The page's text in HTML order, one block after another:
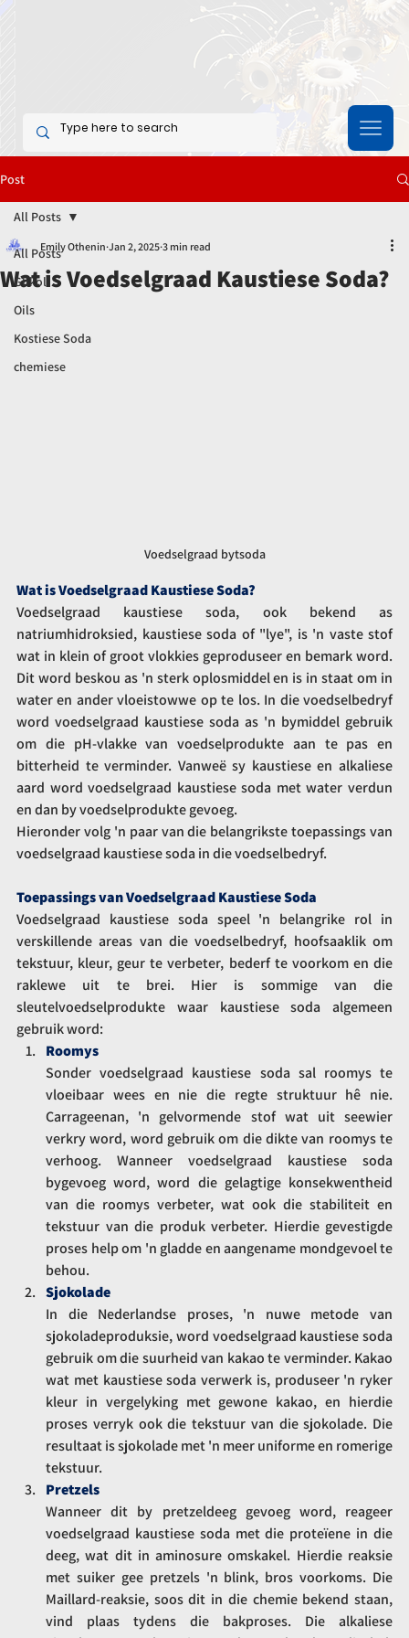
Post
All Posts
Glikol
Oils
Kostiese Soda
chemiese
All Posts
Wat is Voedselgraad Kaustiese Soda?
Emily Othenin Jan 2, 2025 3 min read
Voedselgraad bytsoda
Wat is Voedselgraad Kaustiese Soda?
Voedselgraad kaustiese soda, ook bekend as
natriumhidroksied, kaustiese soda of "lye", is 'n vaste stof
wat in klein of groot vlokkies geproduseer en bemark word.
Dit word beskou as 'n sterk oplosmiddel en is in staat om in
water en ander vloeistowwe op te los. In die voedselbedryf
word voedselgraad kaustiese soda as 'n bymiddel gebruik
om die pH-vlakke van voedselprodukte aan te pas en
bitterheid te verminder. Vanweë sy kaustiese en alkaliese
aard word voedselgraad kaustiese soda met water verdun
en dan by voedselprodukte gevoeg.
Hieronder volg 'n paar van die belangrikste toepassings van
voedselgraad kaustiese soda in die voedselbedryf.
Toepassings van Voedselgraad Kaustiese Soda
Voedselgraad kaustiese soda speel 'n belangrike rol in
verskillende areas van die voedselbedryf, hoofsaaklik om
tekstuur, kleur, geur te verbeter, bederf te voorkom en die
raklewe uit te brei. Hier is sommige van die
sleutelvoedselprodukte waar kaustiese soda algemeen
gebruik word:
Roomys
Sonder voedselgraad kaustiese soda sal roomys te
vloeibaar wees en nie die regte struktuur hê nie.
Carrageenan, 'n gelvormende stof wat uit seewier
verkry word, word gebruik om die dikte van roomys te
verhoog. Wanneer voedselgraad kaustiese soda
bygevoeg word, word die gelagtige konsekwentheid
van die roomys verbeter, wat ook die stabiliteit en
tekstuur van die produk verbeter. Hierdie gevestigde
proses help om 'n gladde en aangename mondgevoel te
behou.
Sjokolade
In die Nederlandse proses, 'n nuwe metode van
sjokoladeproduksie, word voedselgraad kaustiese soda
gebruik om die suurheid van kakao te verminder. Kakao
wat met kaustiese soda verwerk is, produseer 'n ryker
kleur in vergelyking met gewone kakao, en hierdie
proses verryk ook die tekstuur van die sjokolade. Die
resultaat is sjokolade met 'n meer uniforme en romerige
tekstuur.
Pretzels
Wanneer dit by pretzeldeeg gevoeg word, reageer
voedselgraad kaustiese soda met die proteïene in die
deeg, wat dit in aminosure omskakel. Hierdie reaksie
met suiker gee pretzels 'n blink, bros voorkoms. Die
Maillard-reaksie, soos dit in die chemie bekend staan,
vind plaas tydens die bakproses. Die alkaliese